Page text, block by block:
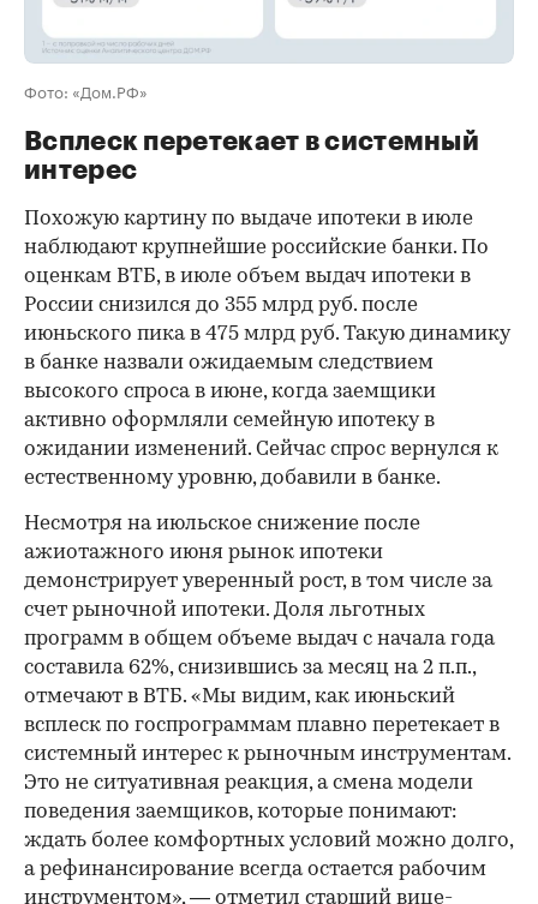
Фото: «Дом.РФ»
Всплеск перетекает в системный
интерес
Похожую картину по выдаче ипотеки в июле
наблюдают крупнейшие российские банки. По
оценкам ВТБ, в июле объем выдач ипотеки в
России снизился до 355 млрд руб. после
июньского пика в 475 млрд руб. Такую динамику
в банке назвали ожидаемым следствием
высокого спроса в июне, когда заемщики
активно оформляли семейную ипотеку в
ожидании изменений. Сейчас спрос вернулся к
естественному уровню, добавили в банке.
Несмотря на июльское снижение после
ажиотажного июня рынок ипотеки
демонстрирует уверенный рост, в том числе за
счет рыночной ипотеки. Доля льготных
программ в общем объеме выдач с начала года
составила 62%, снизившись за месяц на 2 п.п.,
отмечают в ВТБ. «Мы видим, как июньский
всплеск по госпрограммам плавно перетекает в
системный интерес к рыночным инструментам.
Это не ситуативная реакция, а смена модели
поведения заемщиков, которые понимают:
ждать более комфортных условий можно долго,
а рефинансирование всегда остается рабочим
инструментом», — отметил старший вице-